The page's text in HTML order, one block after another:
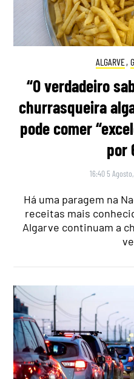
ALGARVE,
“O verdadeiro
churrasqueira
pode comer
por
16:40 5
Há uma paragem na
receitas mais
Algarve continuam a